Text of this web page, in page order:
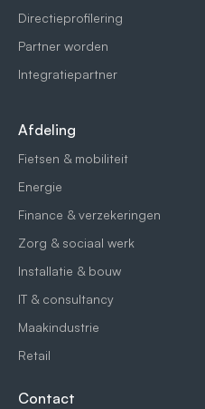
Directieprofilering
Partner worden
Integratiepartner
Afdeling
Fietsen & mobiliteit
Energie
Finance & verzekeringen
Zorg & sociaal werk
Installatie & bouw
IT & consultancy
Maakindustrie
Retail
Contact